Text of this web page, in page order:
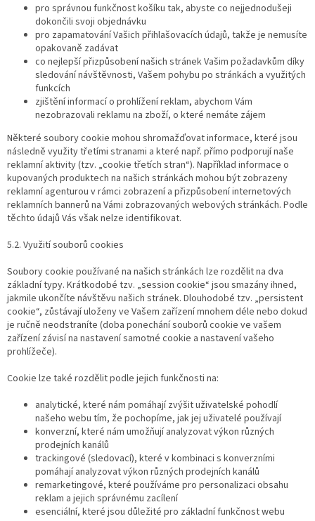
pro správnou funkčnost košíku tak, abyste co nejjednodušeji
dokončili svoji objednávku
pro zapamatování Vašich přihlašovacích údajů, takže je nemusíte
opakovaně zadávat
co nejlepší přizpůsobení našich stránek Vašim požadavkům díky
sledování návštěvnosti, Vašem pohybu po stránkách a využitých
funkcích
zjištění informací o prohlížení reklam, abychom Vám
nezobrazovali reklamu na zboží, o které nemáte zájem
Některé soubory cookie mohou shromažďovat informace, které jsou
následně využity třetími stranami a které např. přímo podporují naše
reklamní aktivity (tzv. „cookie třetích stran“). Například informace o
kupovaných produktech na našich stránkách mohou být zobrazeny
reklamní agenturou v rámci zobrazení a přizpůsobení internetových
reklamních bannerů na Vámi zobrazovaných webových stránkách. Podle
těchto údajů Vás však nelze identifikovat.
5.2. Využití souborů cookies
Soubory cookie používané na našich stránkách lze rozdělit na dva
základní typy. Krátkodobé tzv. „session cookie“ jsou smazány ihned,
jakmile ukončíte návštěvu našich stránek. Dlouhodobé tzv. „persistent
cookie“, zůstávají uloženy ve Vašem zařízení mnohem déle nebo dokud
je ručně neodstraníte (doba ponechání souborů cookie ve vašem
zařízení závisí na nastavení samotné cookie a nastavení vašeho
prohlížeče).
Cookie lze také rozdělit podle jejich funkčnosti na:
analytické, které nám pomáhají zvýšit uživatelské pohodlí
našeho webu tím, že pochopíme, jak jej uživatelé používají
konverzní, které nám umožňují analyzovat výkon různých
prodejních kanálů
trackingové (sledovací), které v kombinaci s konverzními
pomáhají analyzovat výkon různých prodejních kanálů
remarketingové, které používáme pro personalizaci obsahu
reklam a jejich správnému zacílení
esenciální, které jsou důležité pro základní funkčnost webu